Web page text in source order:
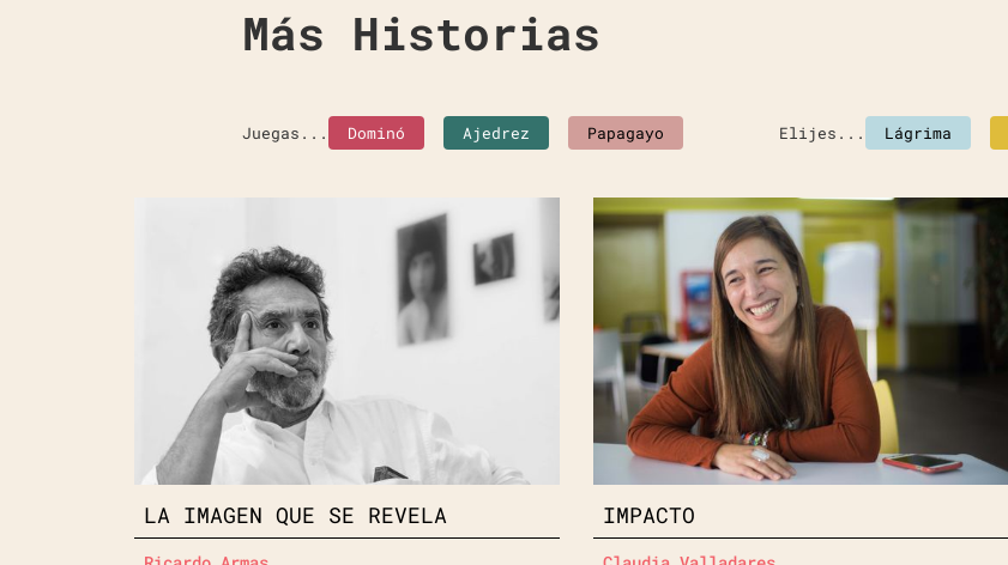
Más Historias
Juegas... Dominó Ajedrez Papagayo Elijes... Lágrima
LA IMAGEN QUE SE REVELA IMPACTO